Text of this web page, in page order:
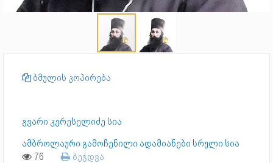
ბმულის კოპირება
გვარი კერესელიძე სია
ამბროლაური გამოჩენილი ადამიანები სრული სია
76 ბეჭდვა